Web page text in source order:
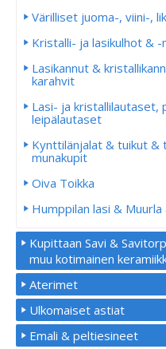
Värilliset juoma-, viini-,
Kristalli- ja lasikulhot &
Lasikannut &
karahvit
Lasi- ja kristallilautaset,
leipälautaset
Kynttilänjalat & tuikut &
munakupit
Oiva Toikka
Humppilan lasi & Muurla
Kupittaan Savi &
muu kotimainen
Aterimet
Ulkomaiset astiat
Emali & peltiesineet